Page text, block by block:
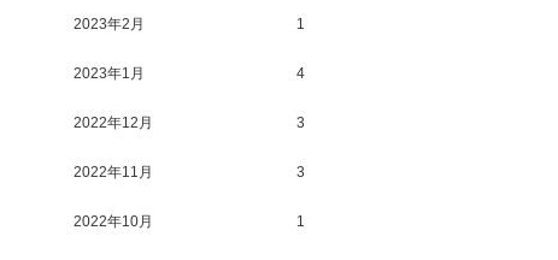
2023年2月 1
2023年1月 4
2022年12月 3
2022年11月 3
2022年10月 1